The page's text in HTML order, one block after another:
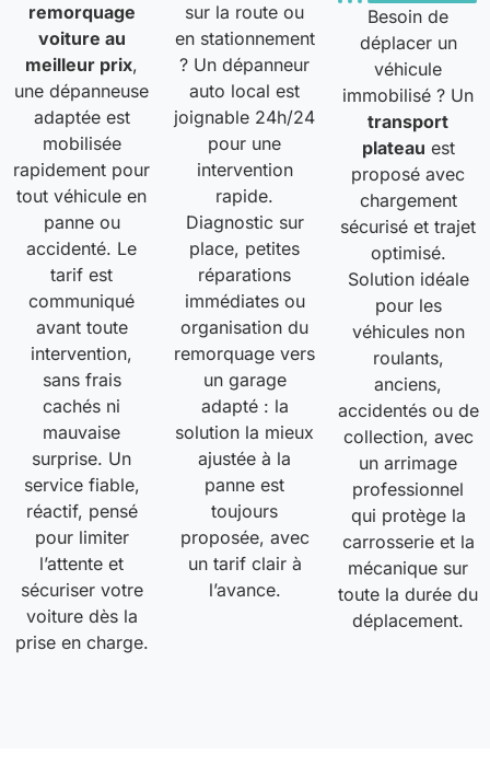
remorquage
voiture au
meilleur prix,
une dépanneuse
adaptée est
mobilisée
rapidement pour
tout véhicule en
panne ou
accidenté. Le
tarif est
communiqué
avant toute
intervention,
sans frais
cachés ni
mauvaise
surprise. Un
service fiable,
réactif, pensé
pour limiter
l’attente et
sécuriser votre
voiture dès la
prise en charge.
sur la route ou
en stationnement
? Un dépanneur
auto local est
joignable 24h/24
pour une
intervention
rapide.
Diagnostic sur
place, petites
réparations
immédiates ou
organisation du
remorquage vers
un garage
adapté : la
solution la mieux
ajustée à la
panne est
toujours
proposée, avec
un tarif clair à
l’avance.
Besoin de
déplacer un
véhicule
immobilisé ? Un
transport
plateau est
proposé avec
chargement
sécurisé et trajet
optimisé.
Solution idéale
pour les
véhicules non
roulants,
anciens,
accidentés ou de
collection, avec
un arrimage
professionnel
qui protège la
carrosserie et la
mécanique sur
toute la durée du
déplacement.